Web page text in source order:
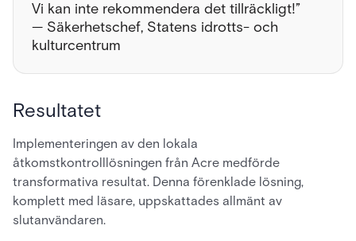
Vi kan inte rekommendera det tillräckligt!”
— Säkerhetschef, Statens idrotts- och
kulturcentrum
Resultatet
Implementeringen av den lokala
åtkomstkontrolllösningen från Acre medförde
transformativa resultat. Denna förenklade lösning,
komplett med läsare, uppskattades allmänt av
slutanvändaren.